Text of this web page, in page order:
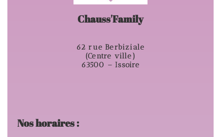
Chauss'Family
62 rue Berbiziale
(Centre ville)
63500 – Issoire
Nos horaires :